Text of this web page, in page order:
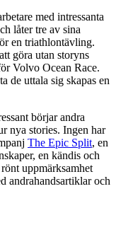
med intressanta
låter tre av sina
en triathlontävling.
göra utan storyns
Volvo Ocean Race.
de uttala sig skapas en
börjar andra
nya stories. Ingen har
The Epic Split, en
en kändis och
uppmärksamhet
andrahandsartiklar och